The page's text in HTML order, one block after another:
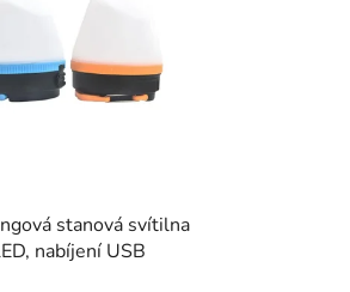
stanová svítilna
nabíjení USB